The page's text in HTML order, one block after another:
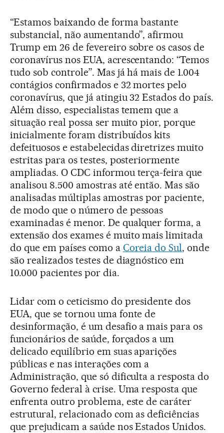
“Estamos baixando de forma bastante
substancial, não aumentando”, afirmou
Trump em 26 de fevereiro sobre os casos de
coronavírus nos EUA, acrescentando: “Temos
tudo sob controle”. Mas já há mais de 1.004
contágios confirmados e 32 mortes pelo
coronavírus, que já atingiu 32 Estados do país.
Além disso, especialistas temem que a
situação real possa ser muito pior, porque
inicialmente foram distribuídos kits
defeituosos e estabelecidas diretrizes muito
estritas para os testes, posteriormente
ampliadas. O CDC informou terça-feira que
analisou 8.500 amostras até então. Mas são
analisadas múltiplas amostras por paciente,
de modo que o número de pessoas
examinadas é menor. De qualquer forma, a
extensão dos exames é muito mais limitada
do que em países como a Coreia do Sul, onde
são realizados testes de diagnóstico em
10.000 pacientes por dia.
Lidar com o ceticismo do presidente dos
EUA, que se tornou uma fonte de
desinformação, é um desafio a mais para os
funcionários de saúde, forçados a um
delicado equilíbrio em suas aparições
públicas e nas interações com a
Administração, que só dificulta a resposta do
Governo federal à crise. Uma resposta que
enfrenta outro problema, este de caráter
estrutural, relacionado com as deficiências
que prejudicam a saúde nos Estados Unidos.